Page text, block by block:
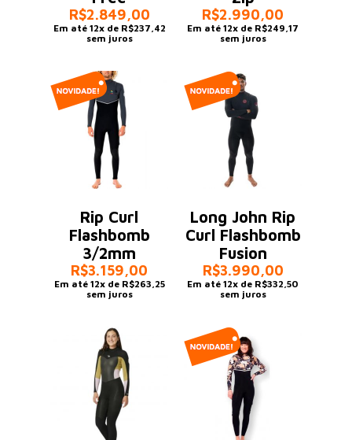
R$2.849,00
Em até 12x de R$237,42
sem juros
R$2.990,00
Em até 12x de R$249,17
sem juros
Rip Curl
Flashbomb
3/2mm
R$3.159,00
Em até 12x de R$263,25
sem juros
Long John Rip
Curl Flashbomb
Fusion
R$3.990,00
Em até 12x de R$332,50
sem juros